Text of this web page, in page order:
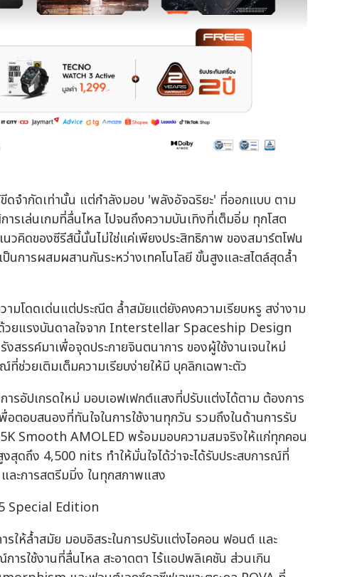
จำกัดเท่านั้น แต่กำลังมอบ 'พลังอัจฉริยะ' ที่ออกแบบ ตาม
รเล่นเกมที่ลื่นไหล ไปจนถึงความบันเทิงที่เต็มอิ่ม ทุกโสต
คิดของซีรีส์นี้นั้นไม่ใช่แค่เพียงประสิทธิภาพ ของสมาร์ตโฟน
นการผสมผสานกันระหว่างเทคโนโลยี ขั้นสูงและสไตล์สุดล้ำ
มโดดเด่นแต่ประณีต ล้ำสมัยแต่ยังคงความเรียบหรู สง่างาม
วยแรงบันดาลใจจาก Interstellar Spaceship Design
งสรรค์มาเพื่อจุดประกายจินตนาการ ของผู้ใช้งานเจนใหม่
วยเติมเต็มความเรียบง่ายให้มี บุคลิกเฉพาะตัว
รอัปเกรดใหม่ มอบเอฟเฟกต์แสงที่ปรับแต่งได้ตาม ต้องการ
อตอบสนองที่ทันใจในการใช้งานทุกวัน รวมถึงในด้านการรับ
Smooth AMOLED พร้อมมอบความสมจริงให้แก่ทุกคอน
สุดถึง 4,500 nits ทำให้มั่นใจได้ว่าจะได้รับประสบการณ์ที่
ละการสตรีมมิ่ง ในทุกสภาพแสง
Special Edition
ให้ล้ำสมัย มอบอิสระในการปรับแต่งไอคอน ฟอนต์ และ
ารใช้งานที่ลื่นไหล สะอาดตา ไร้แอปพลิเคชัน ส่วนเกิน